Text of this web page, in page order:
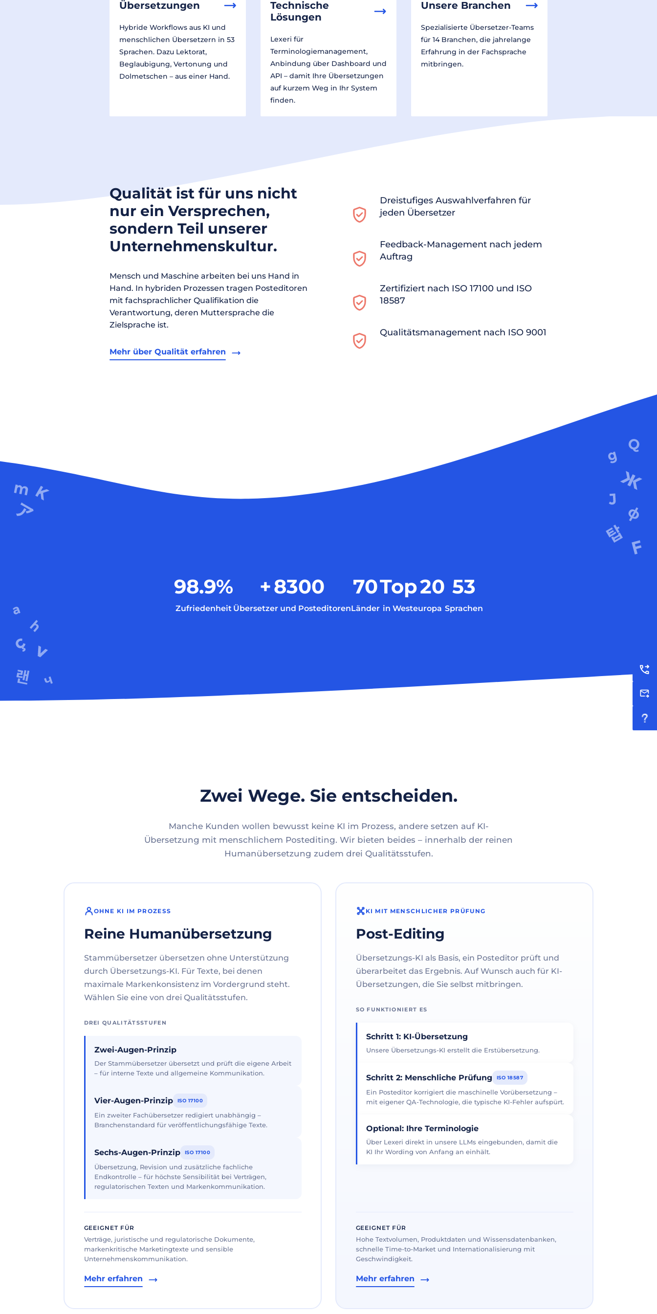
Übersetzungen
Hybride Workflows aus KI und
menschlichen Übersetzern in 53
Sprachen. Dazu Lektorat,
Beglaubigung, Vertonung und
Dolmetschen – aus einer Hand.
Technische
Lösungen
Lexeri für
Terminologiemanagement,
Anbindung über Dashboard und
API – damit Ihre Übersetzungen
auf kurzem Weg in Ihr System
finden.
Unsere Branchen
Spezialisierte Übersetzer-Teams
für 14 Branchen, die jahrelange
Erfahrung in der Fachsprache
mitbringen.
Qualität ist für uns nicht
nur ein Versprechen,
sondern Teil unserer
Unternehmenskultur.
Mensch und Maschine arbeiten bei uns Hand in
Hand. In hybriden Prozessen tragen Posteditoren
mit fachsprachlicher Qualifikation die
Verantwortung, deren Muttersprache die
Zielsprache ist.
Mehr über Qualität erfahren
Dreistufiges Auswahlverfahren für
jeden Übersetzer
Feedback-Management nach jedem
Auftrag
Zertifiziert nach ISO 17100 und ISO
18587
Qualitätsmanagement nach ISO 9001
98.9%
Zufriedenheit
+8300
Übersetzer und Posteditoren
70
Länder
Top20
in Westeuropa
53
Sprachen
Zwei Wege. Sie entscheiden.
Manche Kunden wollen bewusst keine KI im Prozess, andere setzen auf KI-
Übersetzung mit menschlichem Postediting. Wir bieten beides – innerhalb der reinen
Humanübersetzung zudem drei Qualitätsstufen.
OHNE KI IM PROZESS
Reine Humanübersetzung
Stammübersetzer übersetzen ohne Unterstützung
durch Übersetzungs-KI. Für Texte, bei denen
maximale Markenkonsistenz im Vordergrund steht.
Wählen Sie eine von drei Qualitätsstufen.
DREI QUALITÄTSSTUFEN
Zwei-Augen-Prinzip
Der Stammübersetzer übersetzt und prüft die eigene Arbeit
– für interne Texte und allgemeine Kommunikation.
Vier-Augen-Prinzip ISO 17100
Ein zweiter Fachübersetzer redigiert unabhängig –
Branchenstandard für veröffentlichungsfähige Texte.
Sechs-Augen-Prinzip ISO 17100
Übersetzung, Revision und zusätzliche fachliche
Endkontrolle – für höchste Sensibilität bei Verträgen,
regulatorischen Texten und Markenkommunikation.
GEEIGNET FÜR
Verträge, juristische und regulatorische Dokumente,
markenkritische Marketingtexte und sensible
Unternehmenskommunikation.
Mehr erfahren
KI MIT MENSCHLICHER PRÜFUNG
Post-Editing
Übersetzungs-KI als Basis, ein Posteditor prüft und
überarbeitet das Ergebnis. Auf Wunsch auch für KI-
Übersetzungen, die Sie selbst mitbringen.
SO FUNKTIONIERT ES
Schritt 1: KI-Übersetzung
Unsere Übersetzungs-KI erstellt die Erstübersetzung.
Schritt 2: Menschliche Prüfung ISO 18587
Ein Posteditor korrigiert die maschinelle Vorübersetzung –
mit eigener QA-Technologie, die typische KI-Fehler aufspürt.
Optional: Ihre Terminologie
Über Lexeri direkt in unsere LLMs eingebunden, damit die
KI Ihr Wording von Anfang an einhält.
GEEIGNET FÜR
Hohe Textvolumen, Produktdaten und Wissensdatenbanken,
schnelle Time-to-Market und Internationalisierung mit
Geschwindigkeit.
Mehr erfahren